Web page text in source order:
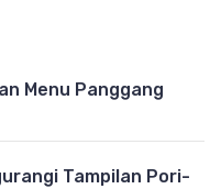
Menu Panggang
Tampilan Pori-